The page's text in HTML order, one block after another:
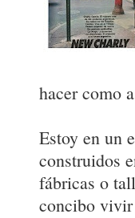
hacer como
Estoy en un
construidos
fábricas o
concibo vivir